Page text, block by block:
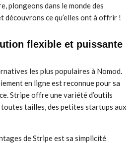
plongeons dans le monde des
découvrons ce qu’elles ont à offrir !
flexible et puissante
les plus populaires à Nomod.
en ligne est reconnue pour sa
Stripe offre une variété d’outils
tailles, des petites startups aux
de Stripe est sa simplicité